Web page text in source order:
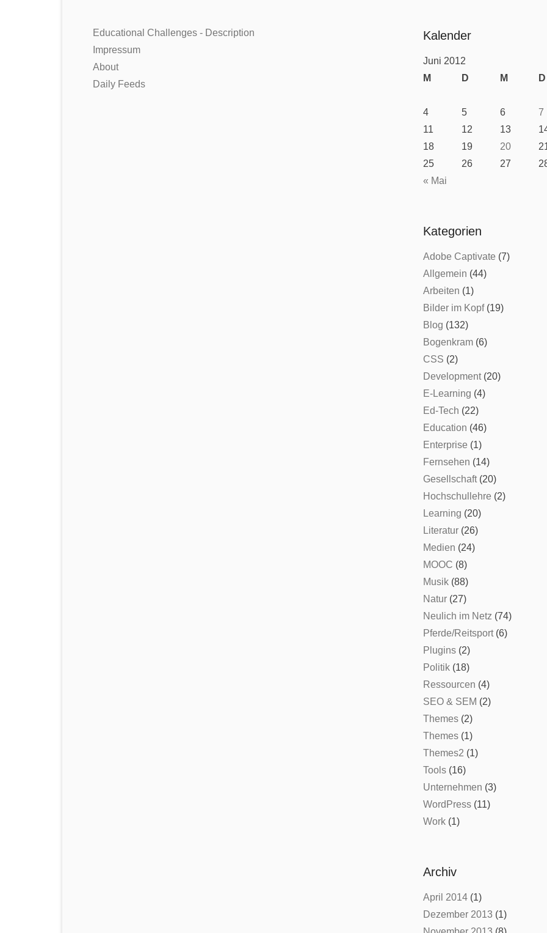
Educational Challenges - Description
Impressum
About
Daily Feeds
Kalender
Juni 2012
M
D M D
« Mai
4
5 6 7
11
12 13
18
19 20
25
26 27
Kategorien
Adobe Captivate (7)
Allgemein (44)
Arbeiten (1)
Bilder im Kopf(19)
Blog (132)
Bogenkram(6)
CSS (2)
Development(20)
E-Learning (4)
Ed-Tech (22)
Education (46)
Enterprise (1)
Fernsehen (14)
Gesellschaft(20)
Hochschullehre (2)
Learning (20)
Literatur(26)
Medien (24)
MOOC (8)
Musik(88)
Natur(27)
Neulich im Netz (74)
Pferde/Reitsport(6)
Plugins(2)
Politik(18)
Ressourcen (4)
SEO & SEM (2)
Themes(2)
Themes(1)
Themes2 (1)
Tools(16)
Unternehmen (3)
WordPress(11)
Work(1)
Archiv
April 2014(1)
Dezember 2013 (1)